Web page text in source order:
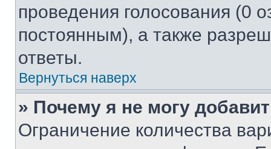
проведения голосования (0
постоянным), а также
ответы.
Вернуться наверх
» Почему я не могу
Ограничение количества